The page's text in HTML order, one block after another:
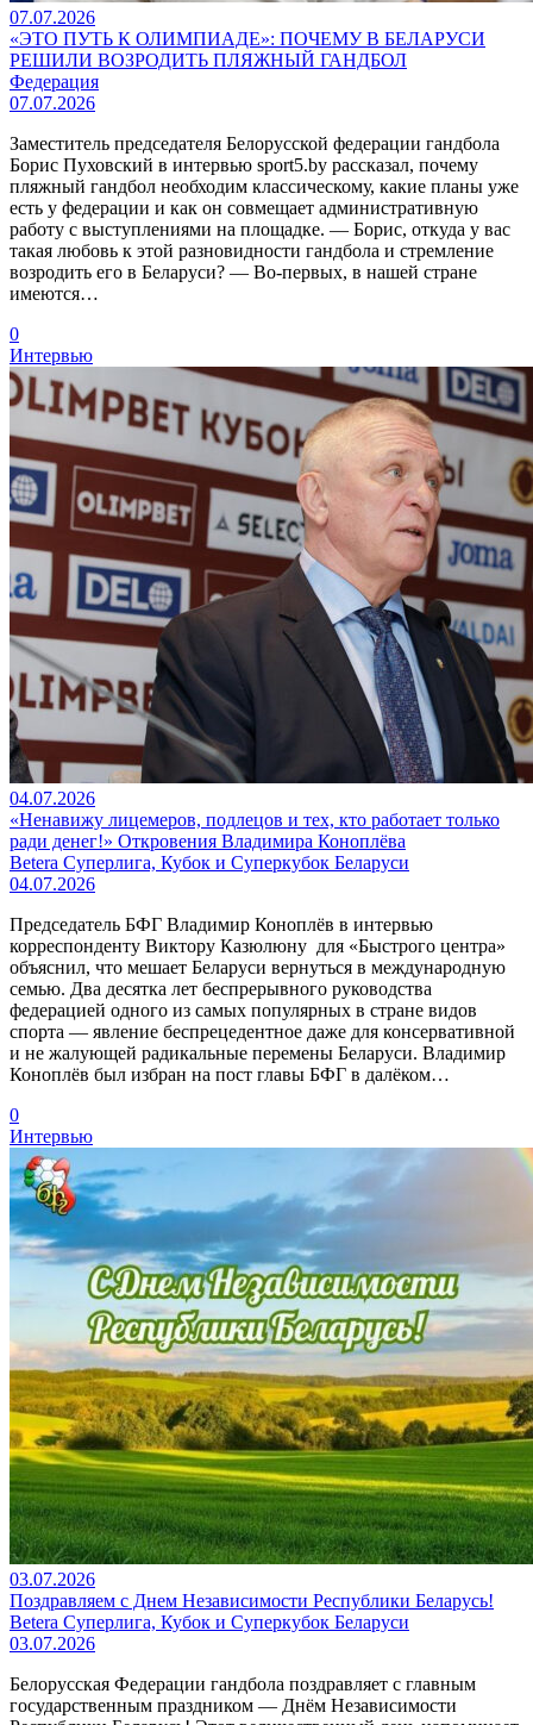
07.07.2026
«ЭТО ПУТЬ К ОЛИМПИАДЕ»: ПОЧЕМУ В БЕЛАРУСИ
РЕШИЛИ ВОЗРОДИТЬ ПЛЯЖНЫЙ ГАНДБОЛ
Федерация
07.07.2026
Заместитель председателя Белорусской федерации гандбола
Борис Пуховский в интервью sport5.by рассказал, почему
пляжный гандбол необходим классическому, какие планы уже
есть у федерации и как он совмещает административную
работу с выступлениями на площадке. — Борис, откуда у вас
такая любовь к этой разновидности гандбола и стремление
возродить его в Беларуси? — Во-первых, в нашей стране
имеются…
0
Интервью
04.07.2026
«Ненавижу лицемеров, подлецов и тех, кто работает только
ради денег!» Откровения Владимира Коноплёва
Betera Суперлига, Кубок и Суперкубок Беларуси
04.07.2026
Председатель БФГ Владимир Коноплёв в интервью
корреспонденту Виктору Казюлюну для «Быстрого центра»
объяснил, что мешает Беларуси вернуться в международную
семью. Два десятка лет беспрерывного руководства
федерацией одного из самых популярных в стране видов
спорта — явление беспрецедентное даже для консервативной
и не жалующей радикальные перемены Беларуси. Владимир
Коноплёв был избран на пост главы БФГ в далёком…
0
Интервью
03.07.2026
Поздравляем с Днем Независимости Республики Беларусь!
Betera Суперлига, Кубок и Суперкубок Беларуси
03.07.2026
Белорусская Федерации гандбола поздравляет с главным
государственным праздником — Днём Независимости